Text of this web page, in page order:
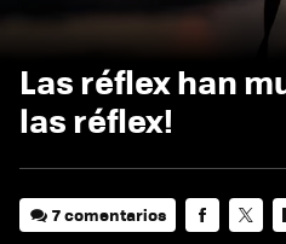
Las réflex han
las réflex!
7 comentarios